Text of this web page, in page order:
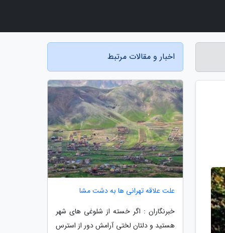
اخبار و مقالات مرتبط
علت علاقه تهرانی ها به دشت مشا
خبرنگاران : اگر خسته از شلوغی های شهر
هستید و دلتان لختی آرامش دور از استرس